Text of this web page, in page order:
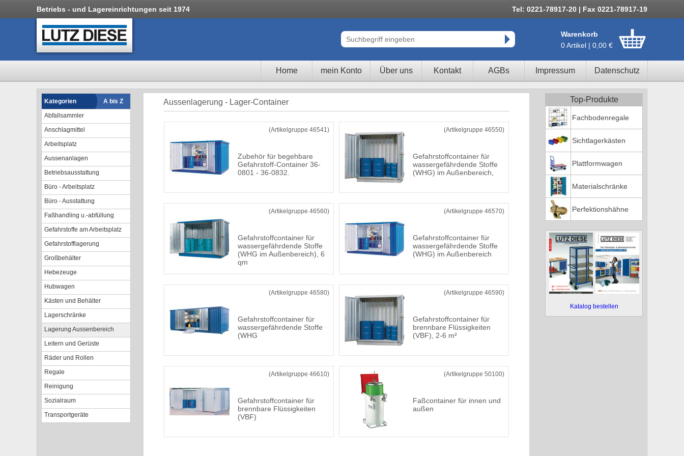
Betriebs - und Lagereinrichtungen seit 1974 Tel: 0221-78917-20 | Fax 0221-78917-19
Warenkorb
0 Artikel | 0,00 €
Home mein Konto Über uns Kontakt AGBs Impressum Datenschutz
Kategorien
A bis Z
Abfallsammler
Anschlagmittel
Arbeitsplatz
Aussenanlagen
Betriebsausstattung
Büro - Arbeitsplatz
Büro - Ausstattung
Faßhandling u.-abfüllung
Gefahrstoffe am Arbeitsplatz
Gefahrstofflagerung
Großbehälter
Hebezeuge
Hubwagen
Kästen und Behälter
Lagerschränke
Lagerung Aussenbereich
Leitern und Gerüste
Räder und Rollen
Regale
Reinigung
Sozialraum
Transportgeräte
Aussenlagerung - Lager-Container
(Artikelgruppe 46541)
Zubehör für begehbare
Gefahrstoff-Container 36-
0801 - 36-0832.
(Artikelgruppe 46550)
Gefahrstoffcontainer für
wassergefährdende Stoffe
(WHG) im Außenbereich,
(Artikelgruppe 46560)
Gefahrstoffcontainer für
wassergefährdende Stoffe
(WHG im Außenbereich), 6
qm
(Artikelgruppe 46570)
Gefahrstoffcontainer für
wassergefährdende Stoffe
(WHG) im Außenbereich
(Artikelgruppe 46580)
Gefahrstoffcontainer für
wassergefährdende Stoffe
(WHG
(Artikelgruppe 46590)
Gefahrstoffcontainer für
brennbare Flüssigkeiten
(VBF), 2-6 m²
(Artikelgruppe 46610)
Gefahrstoffcontainer für
brennbare Flüssigkeiten
(VBF)
(Artikelgruppe 50100)
Faßcontainer für innen und
außen
Top-Produkte
Fachbodenregale
Sichtlagerkästen
Plattformwagen
Materialschränke
Perfektionshähne
Katalog bestellen